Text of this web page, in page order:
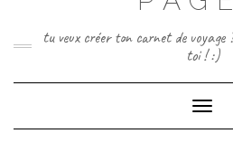
tu veux créer ton carnet de
toi ! :)